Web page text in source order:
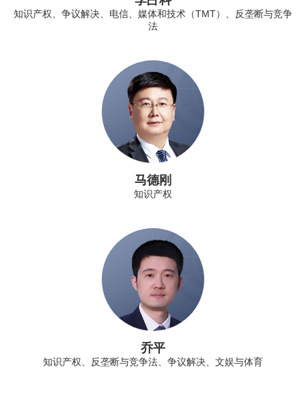
知识产权、争议解决、电信、媒体和技术（TMT）、反垄断与竞争
法
马德刚
知识产权
乔平
知识产权、反垄断与竞争法、争议解决、文娱与体育